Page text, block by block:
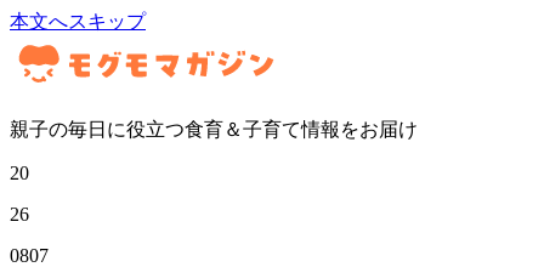
本文へスキップ
親子の毎日に役立つ食育＆子育て情報をお届け
20
26
0807